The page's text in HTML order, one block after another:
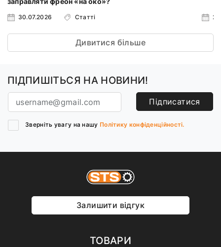
30.07.2026 Статті
Дивитися більше
ПІДПИШІТЬСЯ НА НОВИНИ!
Підписатися
Зверніть увагу на нашу Політику конфіденційності.
Залишити відгук
ТОВАРИ